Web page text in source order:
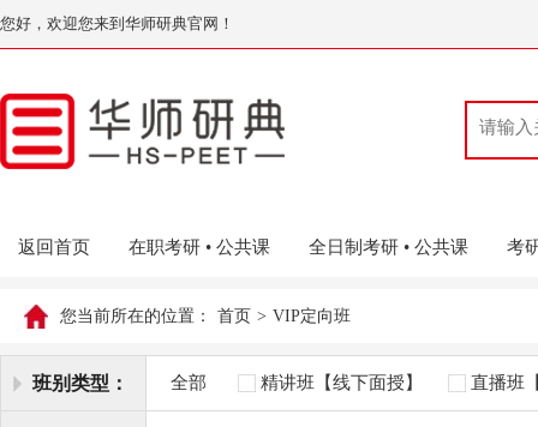
您好，欢迎您来到华师研典官网！
返回首页 在职考研 • 公共课 全日制考研 • 公共课 考
您当前所在的位置： 首页 > VIP定向班
班别类型： 全部 精讲班【线下面授】 直播班